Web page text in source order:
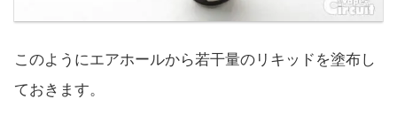
このようにエアホールから若干量のリキッドを塗布し
ておきます。